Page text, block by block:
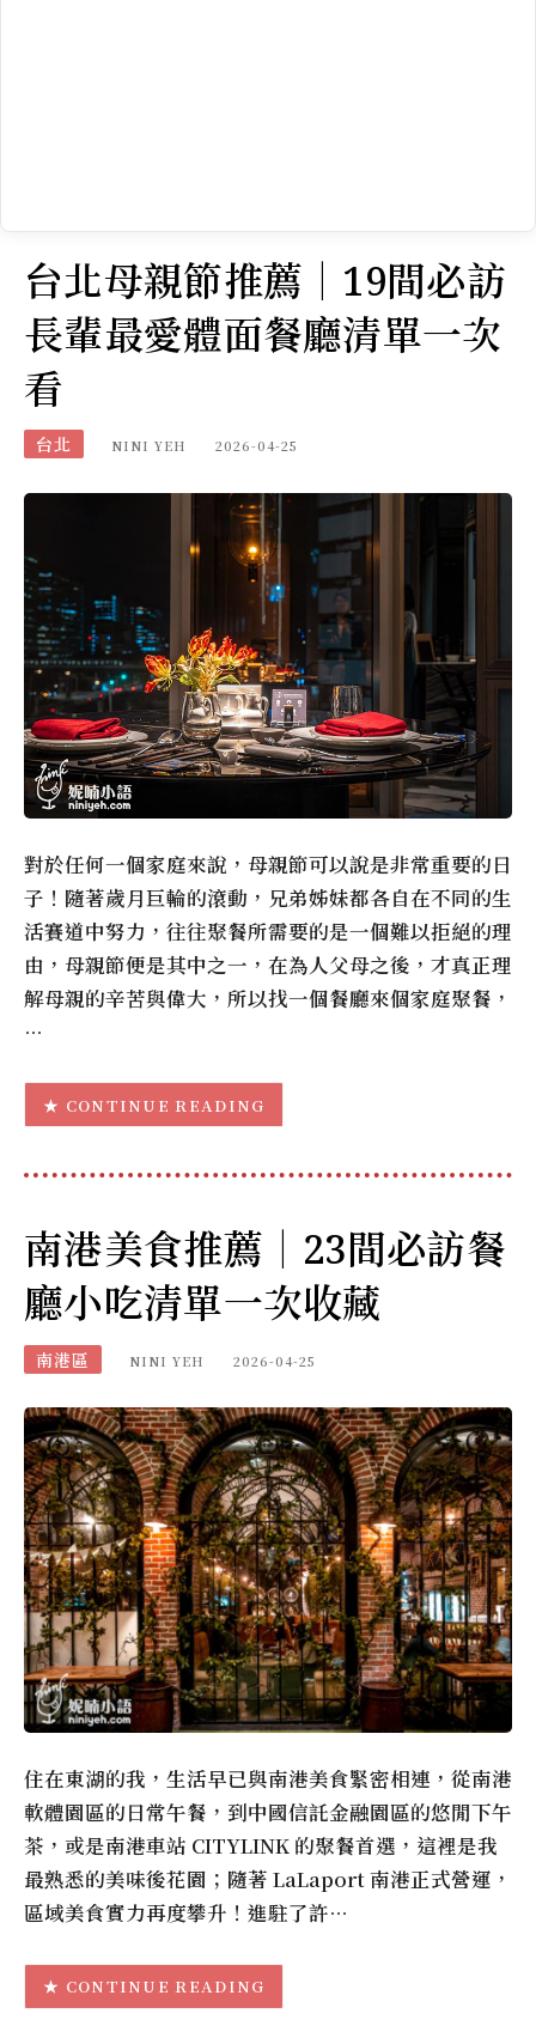
台北母親節推薦｜19間必訪
長輩最愛體面餐廳清單一次
看
台北 NINI YEH 2026-04-25
對於任何一個家庭來說，母親節可以說是非常重要的日
子！隨著歲月巨輪的滾動，兄弟姊妹都各自在不同的生
活賽道中努力，往往聚餐所需要的是一個難以拒絕的理
由，母親節便是其中之一，在為人父母之後，才真正理
解母親的辛苦與偉大，所以找一個餐廳來個家庭聚餐，
…
CONTINUE READING
南港美食推薦｜23間必訪餐
廳小吃清單一次收藏
南港區 NINI YEH 2026-04-25
住在東湖的我，生活早已與南港美食緊密相連，從南港
軟體園區的日常午餐，到中國信託金融園區的悠閒下午
茶，或是南港車站 CITYLINK 的聚餐首選，這裡是我
最熟悉的美味後花園；隨著 LaLaport 南港正式營運，
區域美食實力再度攀升！進駐了許…
CONTINUE READING